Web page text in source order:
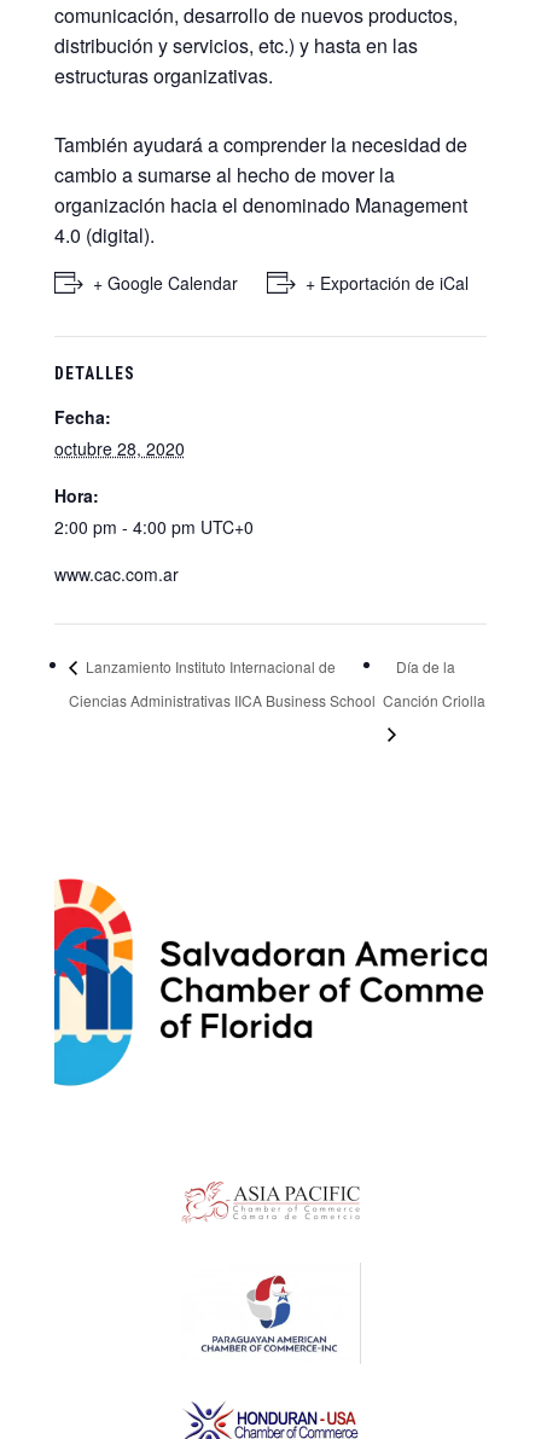
comunicación, desarrollo de nuevos productos,
distribución y servicios, etc.) y hasta en las
estructuras organizativas.
También ayudará a comprender la necesidad de
cambio a sumarse al hecho de mover la
organización hacia el denominado Management
4.0 (digital).
+ Google Calendar + Exportación de iCal
DETALLES
Fecha:
octubre 28, 2020
Hora:
2:00 pm - 4:00 pm UTC+0
www.cac.com.ar
Lanzamiento Instituto Internacional de
Ciencias Administrativas IICA Business School
Día de la
Canción Criolla